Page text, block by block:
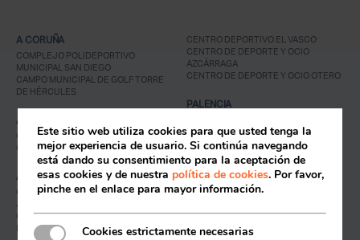
Acceso socios
A CORUÑA
COMPLEJO POLIDEPORTIVO
MUNICIPAL SAN DIEGO
CAMPO MUNICIPAL DE GOLF TORRE
DE HÉRCULES
ALICANTE
CENTRO DEPORTIVO MUNICIPAL
GRAN VÍA
ALMERIA
CENTRO DEPORTIVO MUNICIPAL
JAIRO RUIZ-DISTRITO 6
COMPLEJO DEPORTIVO MUNICIPAL
RAFAEL FLORIDO
CENTRO DEPORTIVO EL VASCO
CENTRO DE DEPORTE Y OCIO
AZCÁRRAGA
CENTRO DE DEPORTE Y OCIO OTERO
PALENCIA
LANERA
PARLA
COMPLEJO DEPORTIVO PARLA ESTE
COMPLEJO DEPORTIVO LOS LAGOS
RIVAS-VACIAMADRID
CENTRO DEPORTIVO SUPERA RIVAS
Este sitio web utiliza cookies para que usted tenga la
mejor experiencia de usuario. Si continúa navegando
está dando su consentimiento para la aceptación de
esas cookies y de nuestra política de cookies. Por favor,
pinche en el enlace para mayor información.
Cookies estrictamente necesarias